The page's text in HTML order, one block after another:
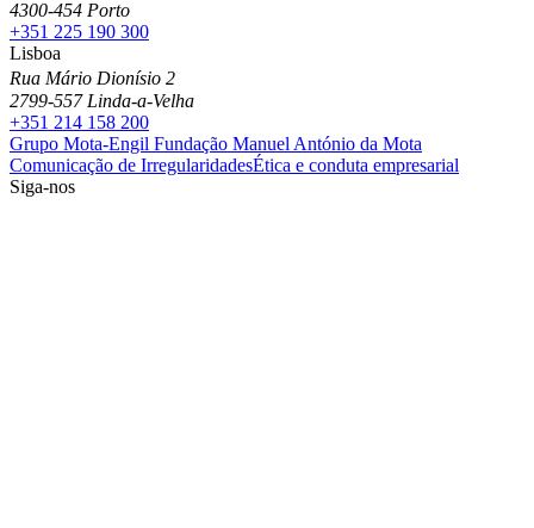
4300-454 Porto
+351 225 190 300
Lisboa
Rua Mário Dionísio 2
2799-557 Linda-a-Velha
+351 214 158 200
Grupo Mota-Engil Fundação Manuel António da Mota
Comunicação de IrregularidadesÉtica e conduta empresarial
Siga-nos